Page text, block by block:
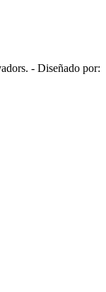
- Diseñado por: